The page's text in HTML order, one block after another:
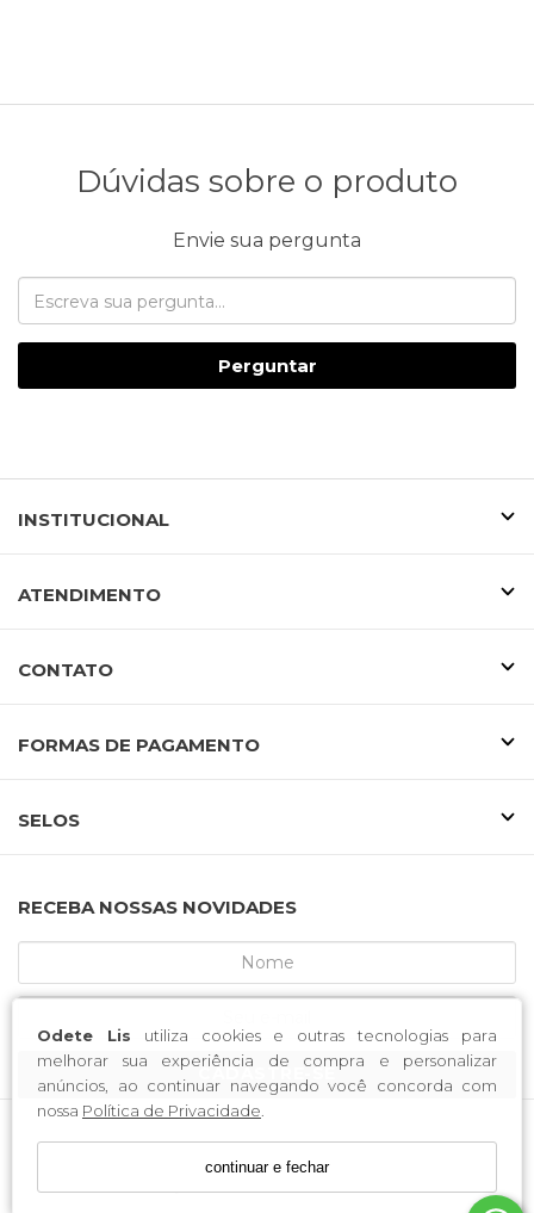
Odete Lis utiliza cookies e outras tecnologias para
melhorar sua experiência de compra e personalizar
anúncios, ao continuar navegando você concorda com
nossa Política de Privacidade
continuar e fechar
Dúvidas sobre o produto
Envie sua pergunta
Perguntar
INSTITUCIONAL
ATENDIMENTO
CONTATO
FORMAS DE PAGAMENTO
SELOS
RECEBA NOSSAS NOVIDADES
CADASTRE-SE
MCA CALCADOS / CNPJ: 52.233.219/0001-34